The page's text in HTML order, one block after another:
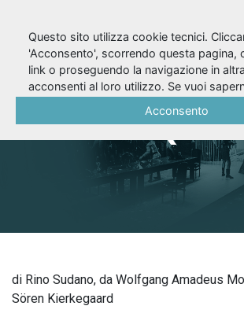
La voce di Don
Giovanni
di Rino Sudano, da Wolfgang Amadeus
Sören Kierkegaard
Questo sito utilizza cookie tecnici.
'Acconsento', scorrendo questa pagina,
link o proseguendo la navigazione in
acconsenti al loro utilizzo. Se vuoi
Acconsento